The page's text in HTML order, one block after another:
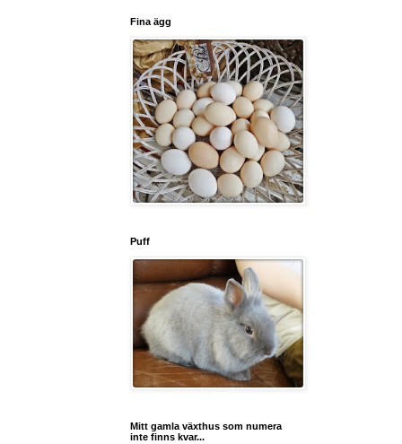
Fina ägg
Puff
Mitt gamla växthus som numera
inte finns kvar...